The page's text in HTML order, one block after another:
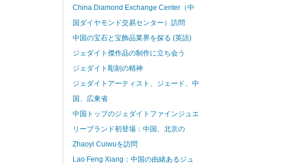
China Diamond Exchange Center（中
国ダイヤモンド交易センター）訪問
中国の宝石と宝飾品業界を探る (英語)
ジェダイト傑作品の制作に立ち会う
ジェダイト彫刻の精神
ジェダイトアーティスト、ジェード、中
国、広東省
中国トップのジェダイトファインジュエ
リーブランド初登場：中国、北京の
Zhaoyi Cuiwuを訪問
Lao Feng Xiang：中国の由緒あるジュ